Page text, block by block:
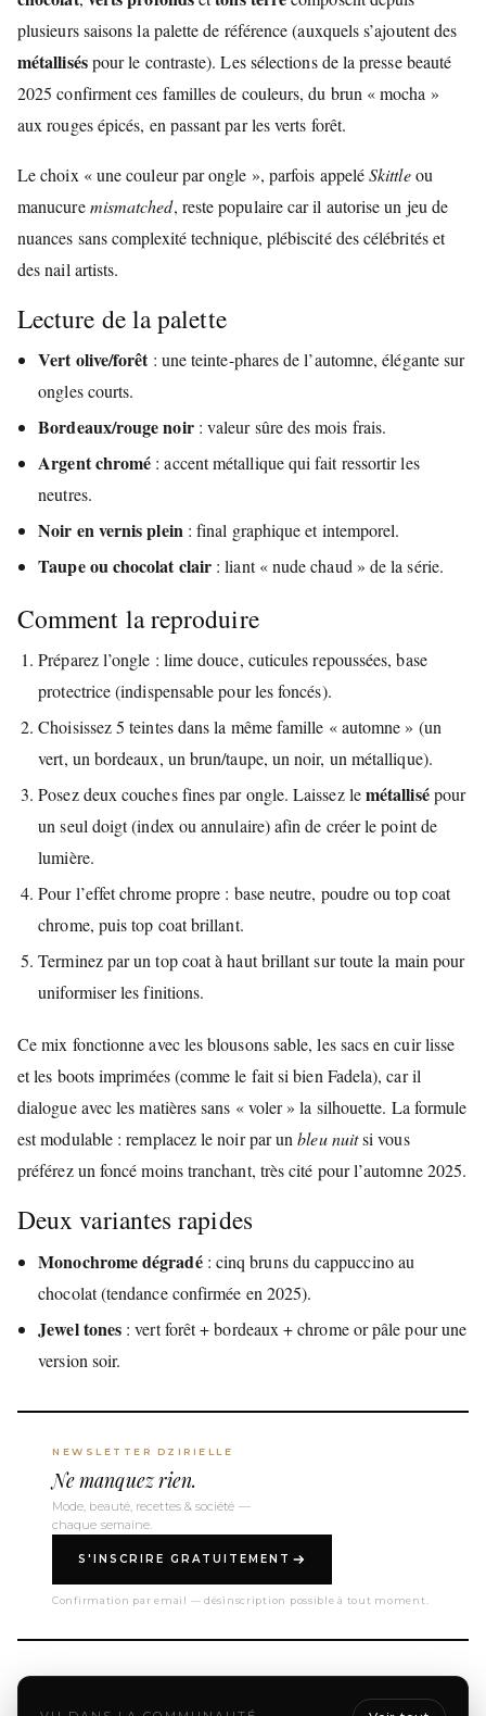
plusieurs saisons la palette de référence (auxquels s’ajoutent des
métalliséspour le contraste). Les sélections de la presse beauté
2025 confirment ces familles de couleurs, du brun « mocha »
aux rouges épicés, en passant par les verts forêt.
Le choix « une couleur par ongle », parfois appeléSkittleou
manucuremismatched, reste populaire car il autorise un jeu de
nuances sans complexité technique, plébiscité des célébrités et
des nail artists.
Lecture de la palette
Vert olive/forêt: une teinte-phares de l’automne, élégante sur
ongles courts.
Bordeaux/rouge noir: valeur sûre des mois frais.
Argent chromé : accent métallique qui fait ressortir les
neutres.
Noir en vernis plein: final graphique et intemporel.
Taupe ou chocolat clair : liant « nude chaud » de la série.
Comment la reproduire
Préparez l’ongle : lime douce, cuticules repoussées, base
protectrice (indispensable pour les foncés).
Choisissez 5 teintes dans la même famille « automne » (un
vert, un bordeaux, un brun/taupe, un noir, un métallique).
Posez deux couches fines par ongle. Laissez lemétallisépour
un seul doigt (index ou annulaire) afin de créer le point de
lumière.
Pour l’effet chrome propre : base neutre, poudre ou top coat
chrome, puis top coat brillant.
Terminez par un top coat à haut brillant sur toute la main pour
uniformiser les finitions.
Ce mix fonctionne avec les blousons sable, les sacs en cuir lisse
et les boots imprimées (comme le fait si bien Fadela), car il
dialogue avec les matières sans « voler » la silhouette. La formule
est modulable : remplacez le noir par unbleu nuitsi vous
préférez un foncé moins tranchant, très cité pour l’automne 2025.
Deux variantes rapides
Monochrome dégradé: cinq bruns du cappuccino au
chocolat (tendance confirmée en 2025).
Jewel tones : vert forêt + bordeaux + chrome or pâle pour une
version soir.
NEWSLETTER DZIRIELLE
Ne manquez rien.
Mode, beauté, recettes & société —
chaque semaine.
S'INSCRIRE GRATUITEMENT
Confirmation par email — désinscription possible à tout moment.